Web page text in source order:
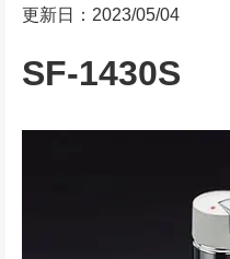
更新日：2023/05/04
SF-1430S